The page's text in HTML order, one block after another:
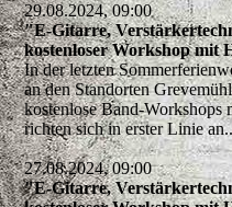
29.08.2024, 09:00
"E-Gitarre,
kostenloser Workshop mit
In der letzten
an den Standorten
kostenlose Band-
richten sich in erster Linie
27.08.2024, 09:00
"E-Gitarre,